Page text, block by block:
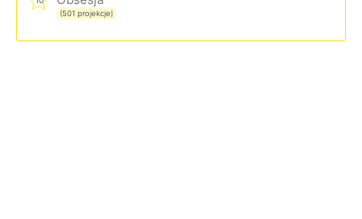
(501 projekcje)